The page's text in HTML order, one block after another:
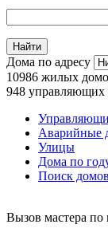
Адрес дома
Дома по адресу
10986 жилых
948 управляющих
Главное
Аварийные
Улицы
Дома по
Поиск
Вызов мастера